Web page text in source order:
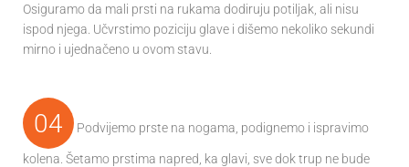
Osiguramo da mali prsti na rukama dodiruju potiljak, ali nisu
ispod njega. Učvrstimo poziciju glave i dišemo nekoliko sekundi
mirno i ujednačeno u ovom stavu.
04 Podvijemo prste na nogama, podignemo i ispravimo
kolena. Šetamo prstima napred, ka glavi, sve dok trup ne bude